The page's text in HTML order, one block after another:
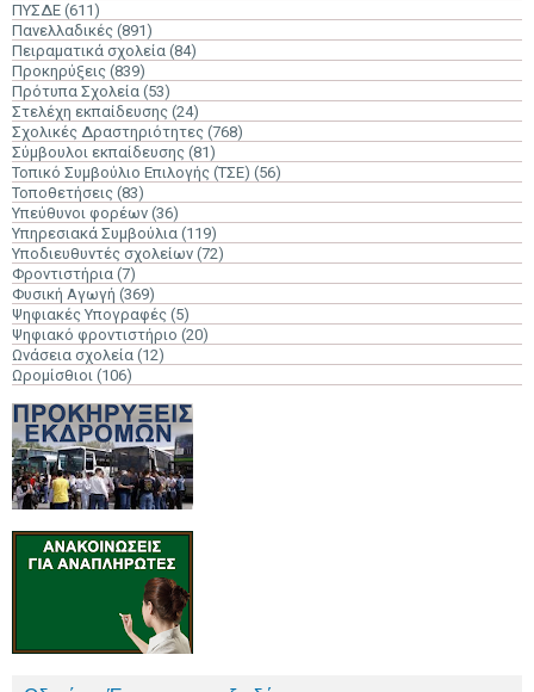
ΠΥΣΔΕ (611)
Πανελλαδικές (891)
Πειραματικά σχολεία (84)
Προκηρύξεις (839)
Πρότυπα Σχολεία (53)
Στελέχη εκπαίδευσης (24)
Σχολικές Δραστηριότητες (768)
Σύμβουλοι εκπαίδευσης (81)
Τοπικό Συμβούλιο Επιλογής (ΤΣΕ) (56)
Τοποθετήσεις (83)
Υπεύθυνοι φορέων (36)
Υπηρεσιακά Συμβούλια (119)
Υποδιευθυντές σχολείων (72)
Φροντιστήρια (7)
Φυσική Αγωγή (369)
Ψηφιακές Υπογραφές (5)
Ψηφιακό φροντιστήριο (20)
Ωνάσεια σχολεία (12)
Ωρομίσθιοι (106)